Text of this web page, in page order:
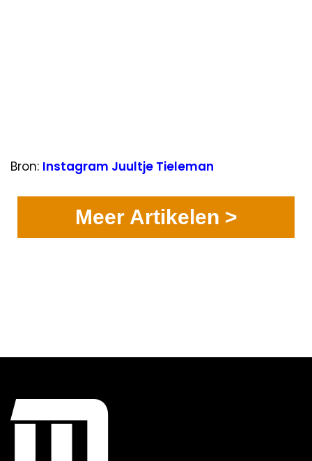
Bron: Instagram Juultje Tieleman
Meer Artikelen >